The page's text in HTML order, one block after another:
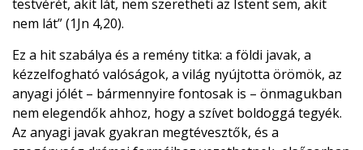
testvérét, akit lát, nem szeretheti az Istent sem, akit
nem lát” (1Jn 4,20).
Ez a hit szabálya és a remény titka: a földi javak, a
kézzelfogható valóságok, a világ nyújtotta örömök, az
anyagi jólét – bármennyire fontosak is – önmagukban
nem elegendők ahhoz, hogy a szívet boldoggá tegyék.
Az anyagi javak gyakran megtévesztők, és a